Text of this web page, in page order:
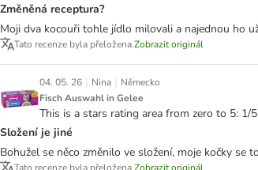
Změněná receptura?
Moji dva kocouři tohle jídlo milovali a najednou ho
Tato recenze byla přeložena.Zobrazit originál
04. 05. 26 | Nina | Německo
Fisch Auswahl in Gelee
This is a stars rating area from zero to 5: 1/5
Složení je jiné
Bohužel se něco změnilo ve složení, moje kočky se
Tato recenze byla přeložena.Zobrazit originál